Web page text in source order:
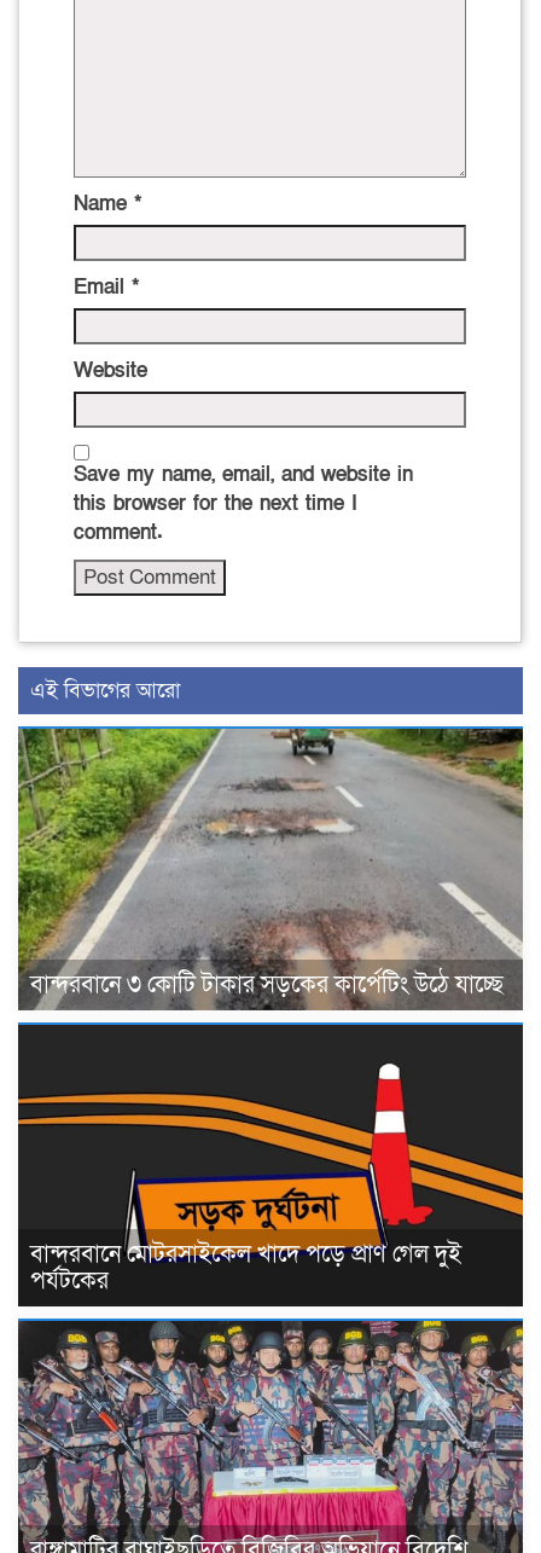
Name *
Email *
Website
Save my name, email, and website in
this browser for the next time I
comment.
এই বিভাগের আরো
বান্দরবানে ৩ কোটি টাকার সড়কের কার্পেটিং উঠে যাচ্ছে
বান্দরবানে মোটরসাইকেল খাদে পড়ে প্রাণ গেল দুই
পর্যটকের